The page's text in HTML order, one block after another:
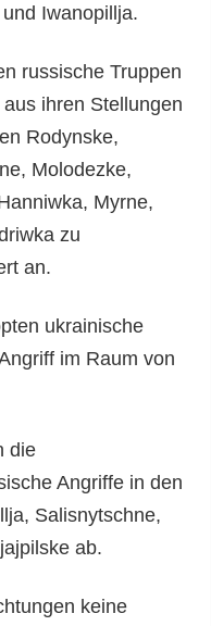
Iwanopillja.
russische Truppen
ihren Stellungen
Rodynske,
Molodezke,
Myrne,
zu
an.
ukrainische
im Raum von
die
Angriffe in den
Salisnytschne,
ab.
keine